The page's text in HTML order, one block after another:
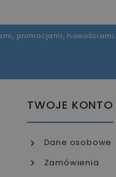
promocjami, nowościami.
TWOJE KONTO
Dane osobowe
Zamówienia